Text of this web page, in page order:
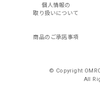
個人情報の
取り扱いについて
商品のご承諾事項
© Copyright
All